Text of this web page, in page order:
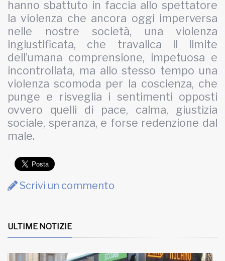
hanno sbattuto in faccia allo spettatore
la violenza che ancora oggi imperversa
nelle nostre società, una violenza
ingiustificata, che travalica il limite
dell’umana comprensione, impetuosa e
incontrollata, ma allo stesso tempo una
violenza scomoda per la coscienza, che
punge e risveglia i sentimenti opposti
ovvero quelli di pace, calma, giustizia
sociale, speranza, e forse redenzione dal
male.
Scrivi un commento
ULTIME NOTIZIE